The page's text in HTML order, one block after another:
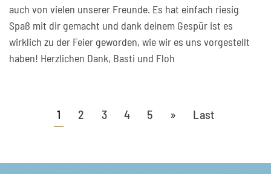
auch von vielen unserer Freunde. Es hat einfach riesig
Spaß mit dir gemacht und dank deinem Gespür ist es
wirklich zu der Feier geworden, wie wir es uns vorgestellt
haben! Herzlichen Dank, Basti und Floh
1 2 3 4 5 » Last